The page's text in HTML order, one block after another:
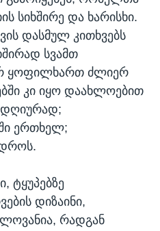
სიხშირე და ხარისხი.
დასმულ კითხვებს
სვამთ
ყოფილხართ ძლიერ
კი იყო დაახლოებით
ერთხელ;
ტყუპებზე
დიზაინი,
რადგან